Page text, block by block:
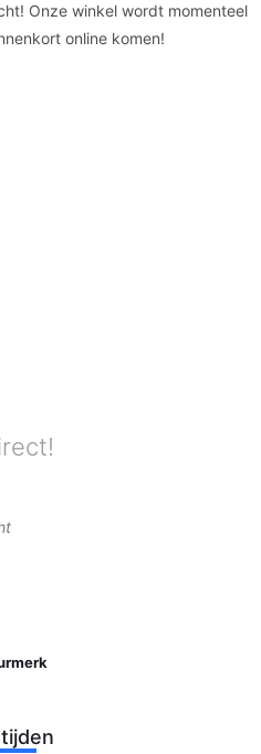
Onze winkel wordt momenteel
online komen!